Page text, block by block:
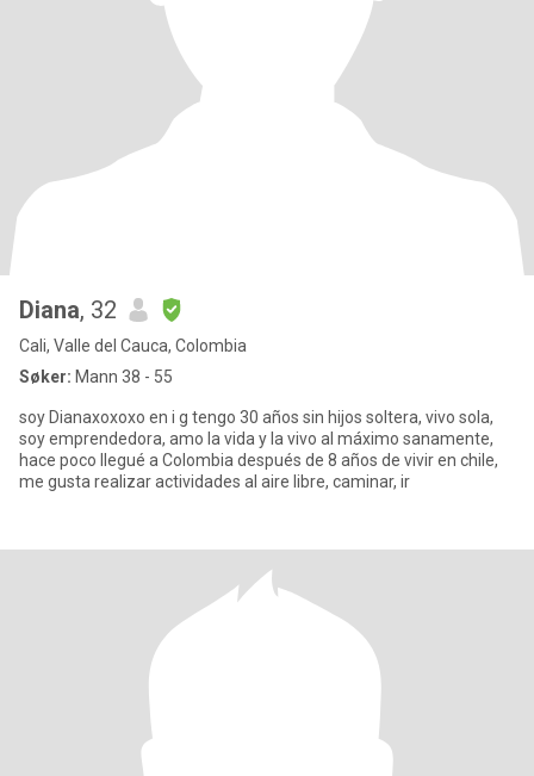
Diana, 32
Cali, Valle del Cauca, Colombia
Søker: Mann 38 - 55
soy Dianaxoxoxo en i g tengo 30 años sin hijos soltera, vivo sola,
soy emprendedora, amo la vida y la vivo al máximo sanamente,
hace poco llegué a Colombia después de 8 años de vivir en chile,
me gusta realizar actividades al aire libre, caminar, ir